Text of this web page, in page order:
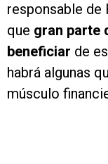
responsable de
que gran parte
beneficiar de
habrá algunas
músculo